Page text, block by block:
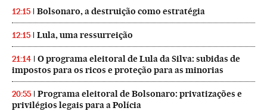
12:15 Bolsonaro, a destruição como estratégia
12:15 Lula, uma ressurreição
21:14
O programa eleitoral de Lula da Silva: subidas de
impostos para os ricos e proteção para as minorias
20:55
Programa eleitoral de Bolsonaro: privatizações e
privilégios legais para a Polícia